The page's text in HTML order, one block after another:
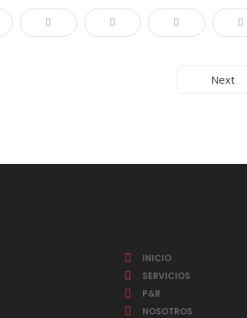
Next
INICIO
SERVICIOS
P&R
NOSOTROS